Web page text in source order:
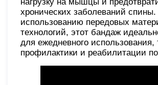
хронических заболеваний спины.
использованию передовых
технологий, этот бандаж
для ежедневного использования,
профилактики и реабилитации